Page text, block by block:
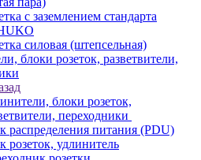
с заземлением стандарта
силовая (штепсельная)
блоки розеток, разветвители,
блоки розеток,
переходники
распределения питания (PDU)
розеток, удлинитель